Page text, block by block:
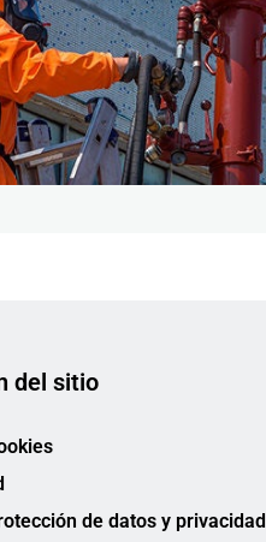
del sitio
de datos y privacidad